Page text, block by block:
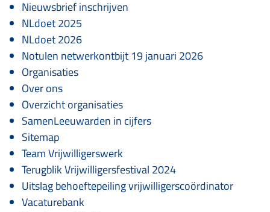
Nieuwsbrief inschrijven
NLdoet 2025
NLdoet 2026
Notulen netwerkontbijt 19 januari 2026
Organisaties
Over ons
Overzicht organisaties
SamenLeeuwarden in cijfers
Sitemap
Team Vrijwilligerswerk
Terugblik Vrijwilligersfestival 2024
Uitslag behoeftepeiling vrijwilligerscoördinator
Vacaturebank